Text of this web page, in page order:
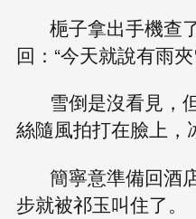
梔子拿出手機查
回：“今天就說有雨
雪倒是沒看見，
絲隨風拍打在臉上，
簡寧意準備回酒
步就被祁玉叫住了。